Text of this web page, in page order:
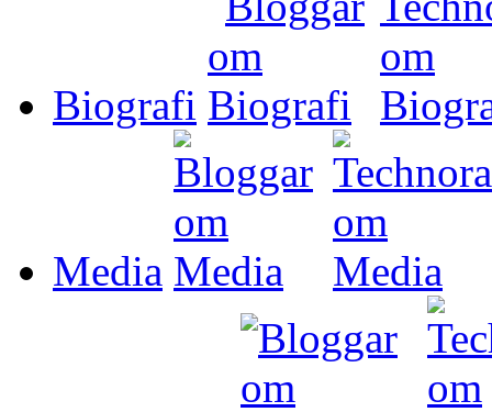
Biografi
Media